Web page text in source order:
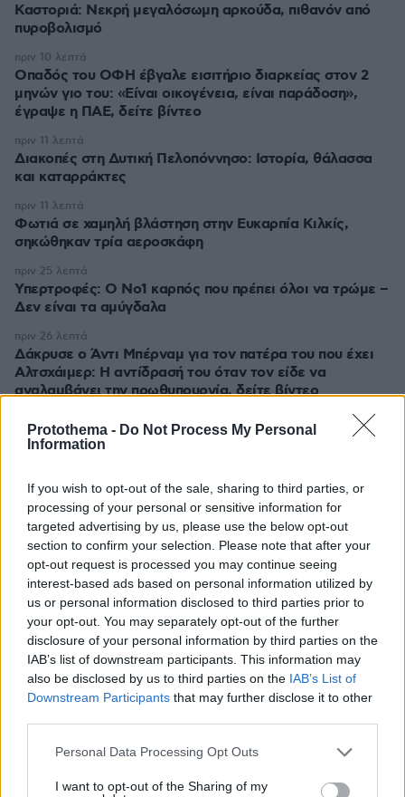
Protothema - Do Not Process My Personal
Information
If you wish to opt-out of the sale, sharing to third parties, or
processing of your personal or sensitive information for
targeted advertising by us, please use the below opt-out
section to confirm your selection. Please note that after your
opt-out request is processed you may continue seeing
interest-based ads based on personal information utilized by
us or personal information disclosed to third parties prior to
your opt-out. You may separately opt-out of the further
disclosure of your personal information by third parties on the
IAB’s list of downstream participants. This information may
also be disclosed by us to third parties on the IAB’s List of
Downstream Participants that may further disclose it to other
Please note that this website/app uses one or more Google
not limited to your visit or usage behaviour. You may click to
Personal Data Processing Opt Outs
I want to opt-out of the Sharing of my
Καστοριά: Νεκρή μεγαλόσωμη αρκούδα, πιθανόν από
πυροβολισμό
Οπαδός του ΟΦΗ έβγαλε εισιτήριο διαρκείας στον 2
μηνών γιο του: «Είναι οικογένεια, είναι παράδοση»,
έγραψε η ΠΑΕ, δείτε βίντεο
πριν 10 λεπτά
Διακοπές στη Δυτική Πελοπόννησο: Ιστορία, θάλασσα
και καταρράκτες
πριν 11 λεπτά
Φωτιά σε χαμηλή βλάστηση στην Ευκαρπία Κιλκίς,
σηκώθηκαν τρία αεροσκάφη
πριν 11 λεπτά
Υπερτροφές: Ο Νο1 καρπός που πρέπει όλοι να τρώμε –
Δεν είναι τα αμύγδαλα
πριν 25 λεπτά
Δάκρυσε ο Άντι Μπέρναμ για τον πατέρα του που έχει
Αλτσχάιμερ: Η αντίδρασή του όταν τον είδε να
αναλαμβάνει την πρωθυπουργία, δείτε βίντεο
πριν 26 λεπτά
Μουσακάς: Η μπεσαμέλ, τα λαχανικά και το τηγάνισμα
Momwashing: Όταν μια επιχείρηση αγαπάει τη
μητρότητα μόνο στα λόγια αλλά όχι στα έργα
πριν 31 λεπτά
Συμπαίκτης του Τζόλη ο Μπρούνο Γκιμαράες:
Ανακοινώθηκε από την Άρσεναλ ο Βραζιλιάνος
πριν 34 λεπτά
Οι ωραιότερες παραλίες της Πάρου
πριν 41 λεπτά
ΔΕΙΤΕ ΟΛΕΣ ΤΙΣ ΕΙΔΗΣΕΙΣ